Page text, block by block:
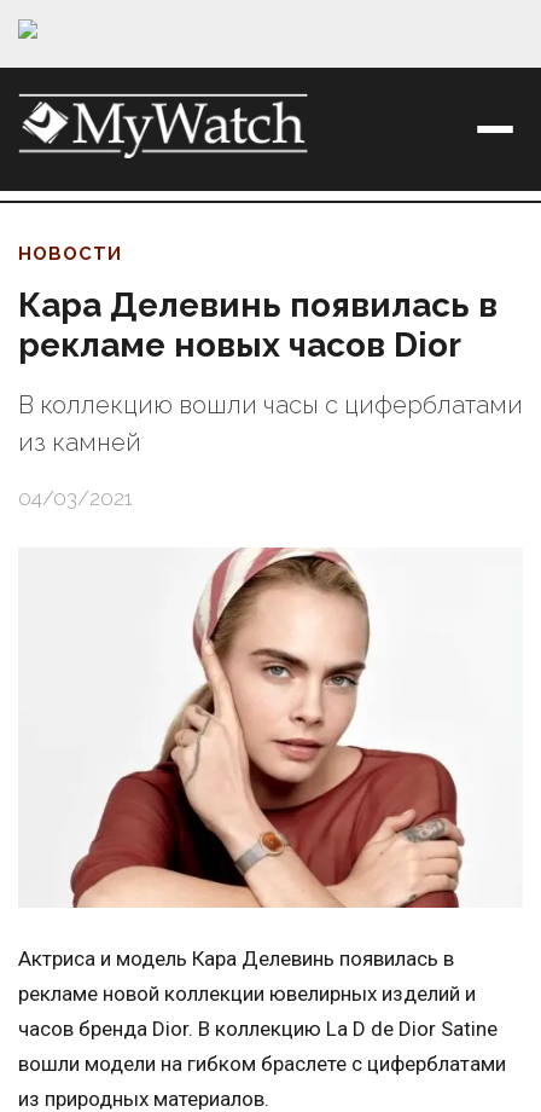
НОВОСТИ
Кара Делевинь появилась в
рекламе новых часов Dior
В коллекцию вошли часы с циферблатами
из камней
04/03/2021
Актриса и модель Кара Делевинь появилась в
рекламе новой коллекции ювелирных изделий и
часов бренда Dior. В коллекцию La D de Dior Satine
вошли модели на гибком браслете с циферблатами
из природных материалов.